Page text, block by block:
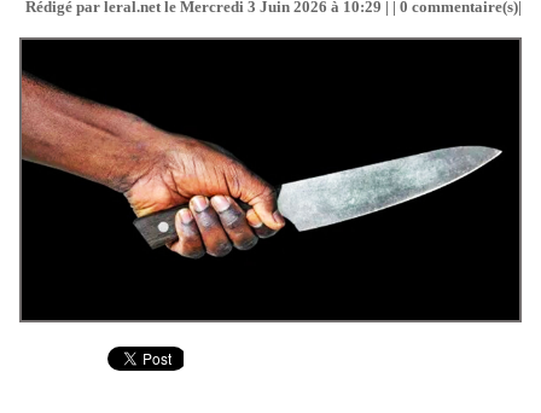
Rédigé par leral.net le Mercredi 3 Juin 2026 à 10:29 | | 0 commentaire(s)|